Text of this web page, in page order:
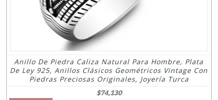
Anillo De Piedra Caliza Natural Para Hombre, Plata
De Ley 925, Anillos Clásicos Geométricos Vintage Con
Piedras Preciosas Originales, Joyería Turca
$74,130